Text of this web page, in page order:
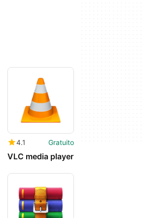
4.1 Gratuito
VLC media player